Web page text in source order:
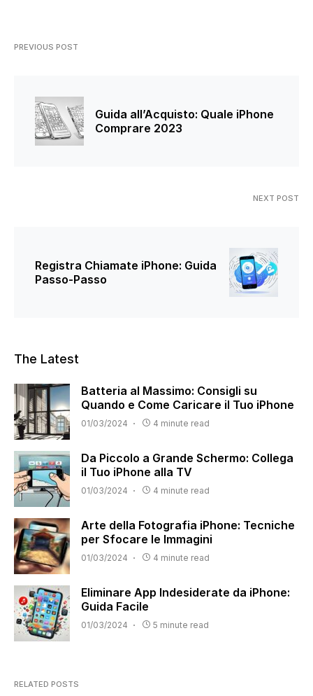
PREVIOUS POST
Guida all’Acquisto: Quale iPhone
Comprare 2023
NEXT POST
Registra Chiamate iPhone: Guida
Passo-Passo
The Latest
Batteria al Massimo: Consigli su
Quando e Come Caricare il Tuo iPhone
01/03/2024 4 minute read
Da Piccolo a Grande Schermo: Collega
il Tuo iPhone alla TV
01/03/2024 4 minute read
Arte della Fotografia iPhone: Tecniche
per Sfocare le Immagini
01/03/2024 4 minute read
Eliminare App Indesiderate da iPhone:
Guida Facile
01/03/2024 5 minute read
RELATED POSTS